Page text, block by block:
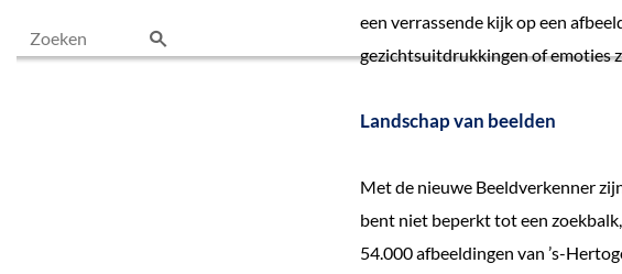
een verrassende kijk op een
gezichtsuitdrukkingen of emoties
Landschap van beelden
Met de nieuwe Beeldverkenner
bent niet beperkt tot een
54.000 afbeeldingen van ’s-